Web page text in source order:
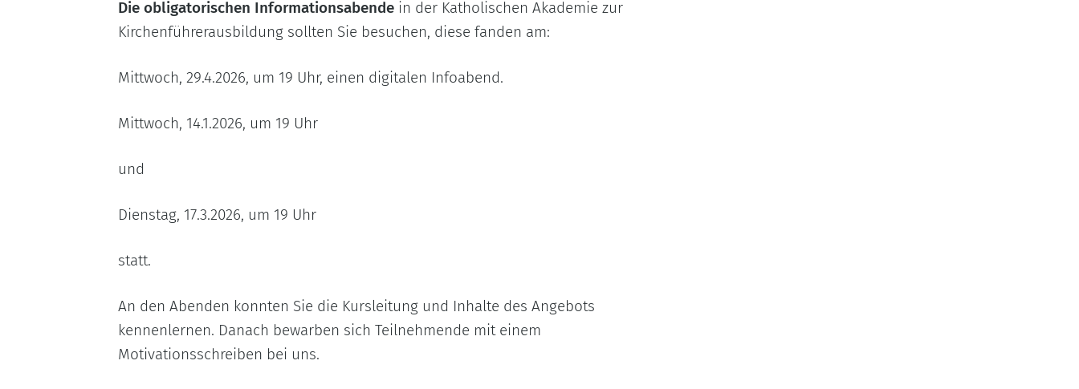
Die obligatorischen Informationsabende in der Katholischen Akademie zur
Kirchenführerausbildung sollten Sie besuchen, diese fanden am:
Mittwoch, 29.4.2026, um 19 Uhr, einen digitalen Infoabend.
Mittwoch, 14.1.2026, um 19 Uhr
und
Dienstag, 17.3.2026, um 19 Uhr
statt.
An den Abenden konnten Sie die Kursleitung und Inhalte des Angebots
kennenlernen. Danach bewarben sich Teilnehmende mit einem
Motivationsschreiben bei uns.